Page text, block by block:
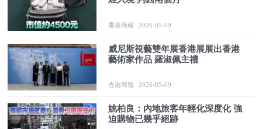
香港商報 2026-05-09
威尼斯視藝雙年展香港展展出香港
藝術家作品 羅淑佩主禮
香港商報 2026-05-09
姚柏良：內地旅客年輕化深度化 強
迫購物已幾乎絕跡